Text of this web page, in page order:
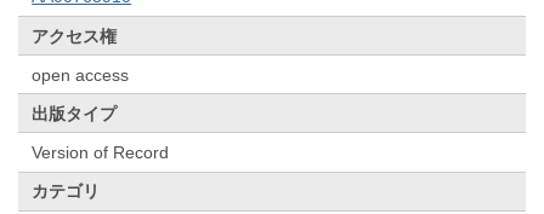
アクセス権
open access
出版タイプ
Version of Record
カテゴリ